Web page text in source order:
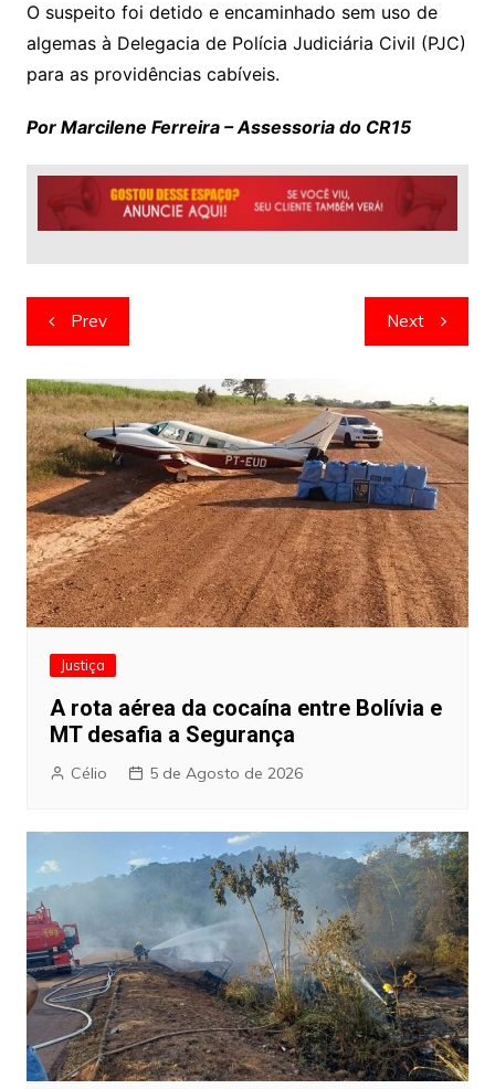
O suspeito foi detido e encaminhado sem uso de
algemas à Delegacia de Polícia Judiciária Civil (PJC)
para as providências cabíveis.
Por Marcilene Ferreira – Assessoria do CR15
Navegação
de
artigos
Prev Next
Justiça
A rota aérea da cocaína entre Bolívia e
MT desafia a Segurança
Célio 5 de Agosto de 2026